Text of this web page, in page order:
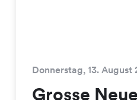
Donnerstag, 13. August
Grosse